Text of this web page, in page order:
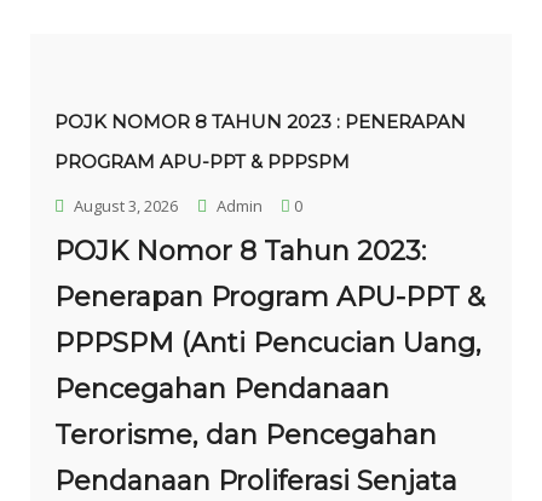
POJK NOMOR 8 TAHUN 2023 : PENERAPAN
PROGRAM APU-PPT & PPPSPM
August 3, 2026 Admin 0
POJK Nomor 8 Tahun 2023:
Penerapan Program APU-PPT &
PPPSPM (Anti Pencucian Uang,
Pencegahan Pendanaan
Terorisme, dan Pencegahan
Pendanaan Proliferasi Senjata